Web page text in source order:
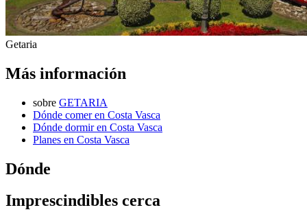
Getaria
Más información
sobre GETARIA
Dónde comer en Costa Vasca
Dónde dormir en Costa Vasca
Planes en Costa Vasca
Dónde
Imprescindibles cerca